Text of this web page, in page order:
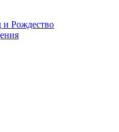
Рождество